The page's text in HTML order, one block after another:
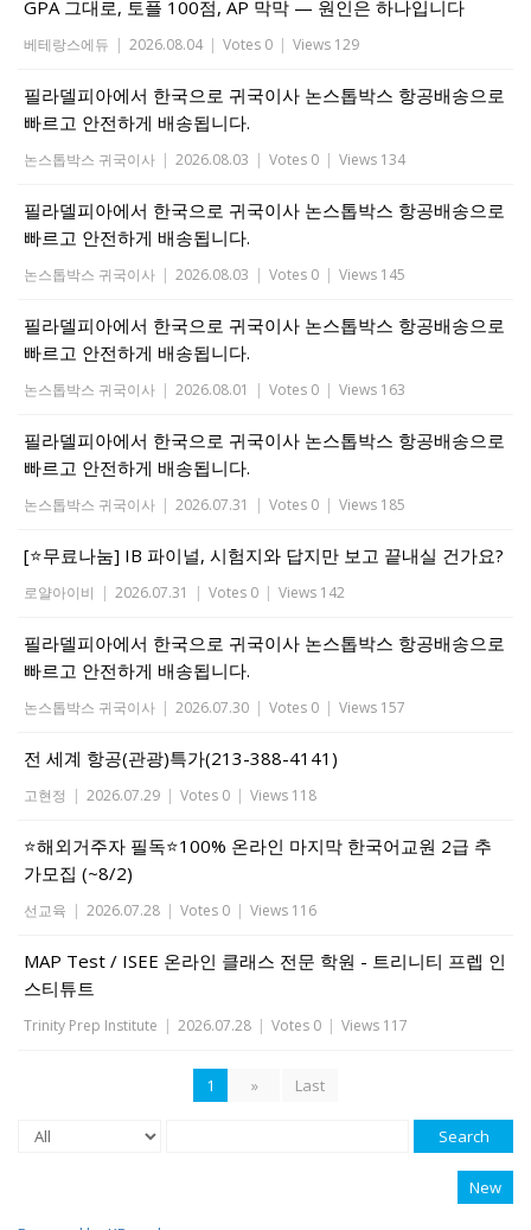
GPA 그대로, 토플 100점, AP 막막 — 원인은 하나입니다
베테랑스에듀 | 2026.08.04 | Votes 0 | Views 129
필라델피아에서 한국으로 귀국이사 논스톱박스 항공배송으로
빠르고 안전하게 배송됩니다.
논스톱박스 귀국이사 | 2026.08.03 | Votes 0 | Views 134
필라델피아에서 한국으로 귀국이사 논스톱박스 항공배송으로
빠르고 안전하게 배송됩니다.
논스톱박스 귀국이사 | 2026.08.03 | Votes 0 | Views 145
필라델피아에서 한국으로 귀국이사 논스톱박스 항공배송으로
빠르고 안전하게 배송됩니다.
논스톱박스 귀국이사 | 2026.08.01 | Votes 0 | Views 163
필라델피아에서 한국으로 귀국이사 논스톱박스 항공배송으로
빠르고 안전하게 배송됩니다.
논스톱박스 귀국이사 | 2026.07.31 | Votes 0 | Views 185
[⭐무료나눔] IB 파이널, 시험지와 답지만 보고 끝내실 건가요?
로얄아이비 | 2026.07.31 | Votes 0 | Views 142
필라델피아에서 한국으로 귀국이사 논스톱박스 항공배송으로
빠르고 안전하게 배송됩니다.
논스톱박스 귀국이사 | 2026.07.30 | Votes 0 | Views 157
전 세계 항공(관광)특가(213-388-4141)
고현정 | 2026.07.29 | Votes 0 | Views 118
⭐해외거주자 필독⭐100% 온라인 마지막 한국어교원 2급 추
가모집 (~8/2)
선교육 | 2026.07.28 | Votes 0 | Views 116
MAP Test / ISEE 온라인 클래스 전문 학원 - 트리니티 프렙 인
스티튜트
Trinity Prep Institute | 2026.07.28 | Votes 0 | Views 117
1 » Last
Search
New